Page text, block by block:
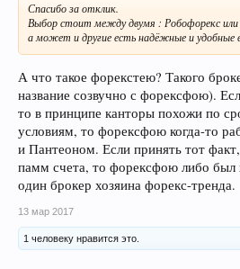
Спасибо за отклик.
Выбор стоит между двумя : Робофорекс
а может и другие есть надёжные и удобные
А что такое форекстею? Такого
название созвучно с форексфою).
то в принципе канторы похожи по
условиям, то форексфою когда-то
и Пантеоном. Если принять тот
памм счета, то форексфою либо был
один брокер хозяина форекс-тренда.
13 мар 2017
1 человеку нравится это.